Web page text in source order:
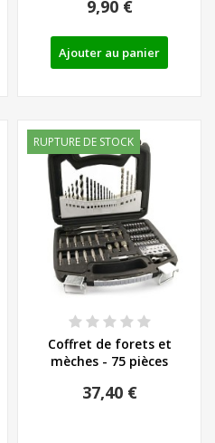
9,90 €
Ajouter au panier
RUPTURE DE STOCK
Coffret de forets et
mèches - 75 pièces
37,40 €